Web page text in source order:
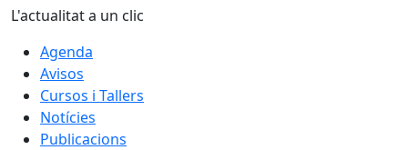
L'actualitat a un clic
Agenda
Avisos
Cursos i Tallers
Notícies
Publicacions